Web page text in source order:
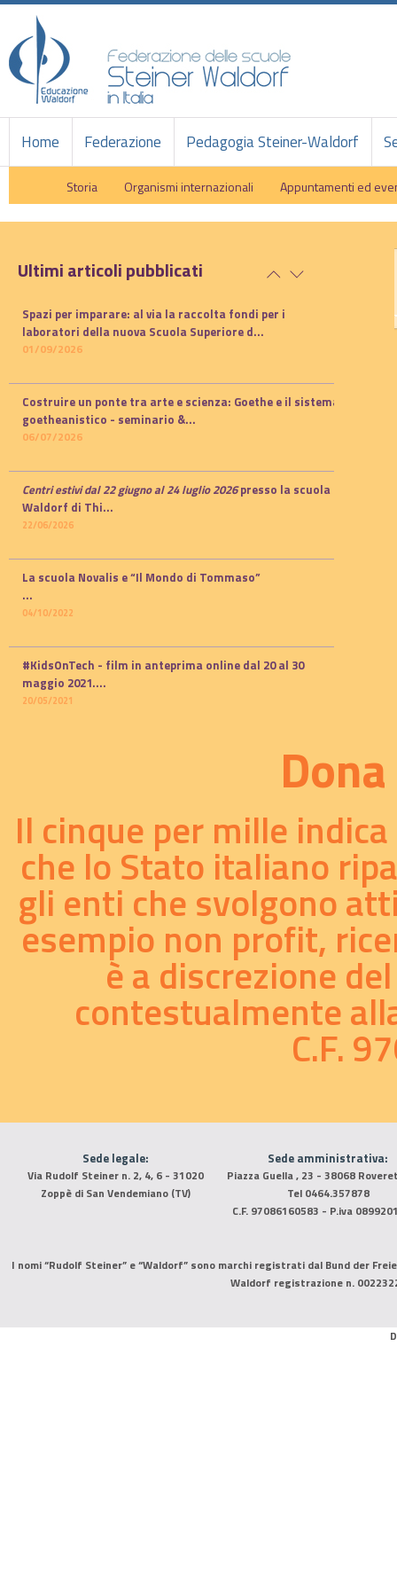
Home Federazione Pedagogia Steiner-Waldorf
Storia Organismi internazionali Appuntamenti ed
Ultimi articoli pubblicati
Spazi per imparare: al via la raccolta fondi per i
laboratori della nuova Scuola Superiore d...
01/09/2026
Costruire un ponte tra arte e scienza: Goethe e il sistema
goetheanistico - seminario &...
06/07/2026
Centri estivi dal 22 giugno al 24 luglio 2026presso la scuola
Waldorf di Thi...
22/06/2026
La scuola Novalis e “Il Mondo di Tommaso”
...
04/10/2022
#KidsOnTech - film in anteprima online dal 20 al 30
maggio 2021....
20/05/2021
Il cinque per mille
che lo Stato italiano
gli enti che svolgono
esempio non profit,
è a discrezione
contestualmente
C.F.
Sede legale:
Via Rudolf Steiner n. 2, 4, 6 - 31020
Zoppè di San Vendemiano (TV)
Sede amministrativa:
Piazza Guella , 23 - 38068
Tel 0464.357878
C.F. 97086160583 - P.iva
I nomi “Rudolf Steiner” e “Waldorf” sono marchi registrati dal Bund der
Waldorf registrazione n.